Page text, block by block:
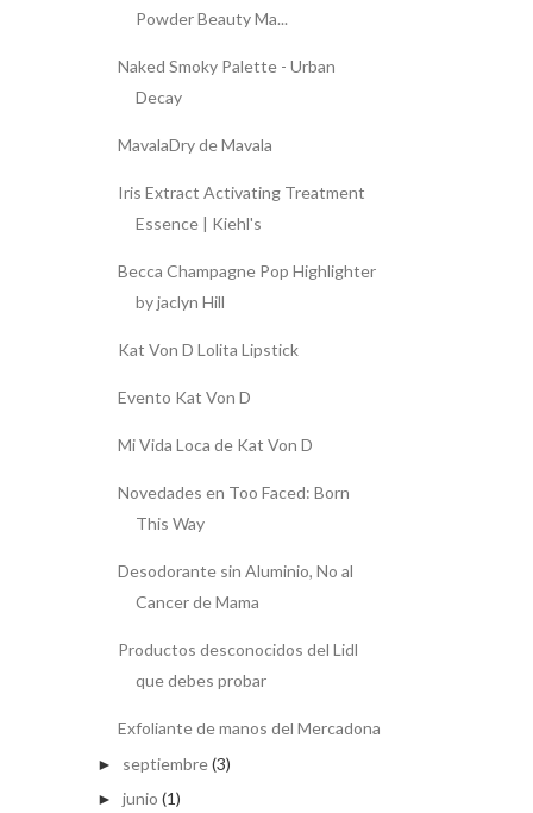
Powder Beauty Ma...
Naked Smoky Palette - Urban
Decay
MavalaDry de Mavala
Iris Extract Activating Treatment
Essence | Kiehl's
Becca Champagne Pop Highlighter
by jaclyn Hill
Kat Von D Lolita Lipstick
Evento Kat Von D
Mi Vida Loca de Kat Von D
Novedades en Too Faced: Born
This Way
Desodorante sin Aluminio, No al
Cancer de Mama
Productos desconocidos del Lidl
que debes probar
Exfoliante de manos del Mercadona
► septiembre(3)
► junio (1)